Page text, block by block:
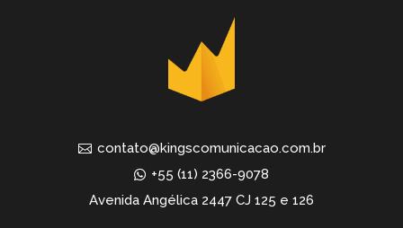
contato@kingscomunicacao.com.br
+55 (11) 2366-9078
Avenida Angélica 2447 CJ 125 e 126